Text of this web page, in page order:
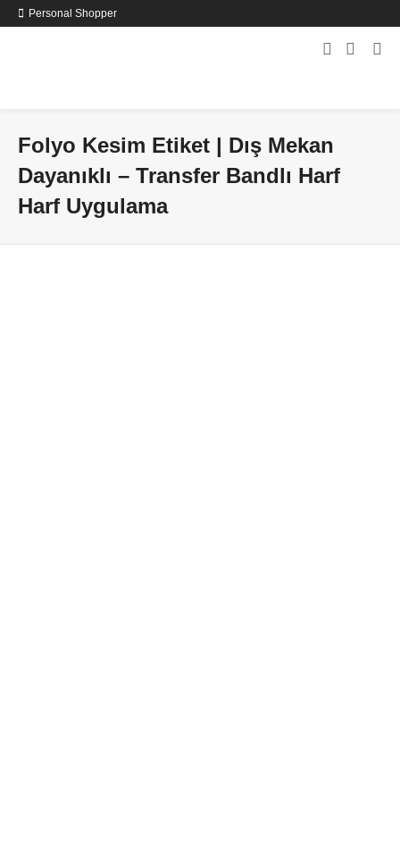
Personal Shopper
Folyo Kesim Etiket | Dış Mekan
Dayanıklı – Transfer Bandlı Harf
Harf Uygulama